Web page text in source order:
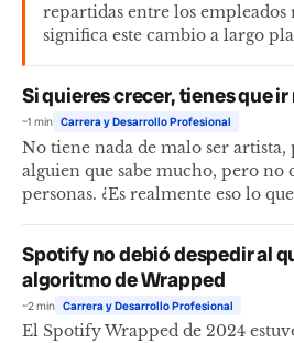
repartidas entre los empleados
significa este cambio a largo
Si quieres crecer, tienes que
~1 min Carrera y Desarrollo Profesional
No tiene nada de malo ser
alguien que sabe mucho, pero no
personas. ¿Es realmente eso lo
Spotify no debió despedir al
algoritmo de Wrapped
~2 min Carrera y Desarrollo Profesional
El Spotify Wrapped de 2024